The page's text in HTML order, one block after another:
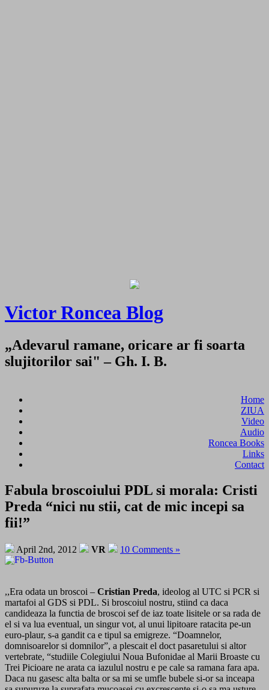
Victor Roncea Blog
„Adevarul ramane, oricare ar fi soarta
slujitorilor sai" – Gh. I. B.
Home
ZIUA
Video
Audio
Roncea Books
Links
Contact
Fabula broscoiului PDL si morala: Cristi
Preda “nici nu stii, cat de mic incepi sa
fii!”
April 2nd, 2012 VR 10 Comments »
,,Era odata un broscoi – Cristian Preda, ideolog al UTC si PCR si
martafoi al GDS si PDL. Si broscoiul nostru, stiind ca daca
candideaza la functia de broscoi sef de iaz toate lisitele or sa rada de
el si va lua eventual, un singur vot, al unui lipitoare ratacita pe-un
euro-plaur, s-a gandit ca e tipul sa emigreze. “Doamnelor,
domnisoarelor si domnilor”, a plescait el doct pasaretului si altor
vertebrate, “studiile Colegiului Noua Bufonidae al Marii Broaste cu
Trei Picioare ne arata ca iazulul nostru e pe cale sa ramana fara apa.
Daca nu gasesc alta balta or sa mi se umfle bubele si-or sa inceapa